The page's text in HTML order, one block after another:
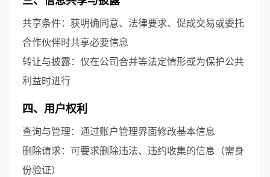
共享条件：获明确同意、法律要求、促成交易或委托
合作伙伴时共享必要信息
转让与披露：仅在公司合并等法定情形或为保护公共
利益时进行
四、用户权利
查询与管理：通过账户管理界面修改基本信息
删除请求：可要求删除违法、违约收集的信息（需身
份验证）